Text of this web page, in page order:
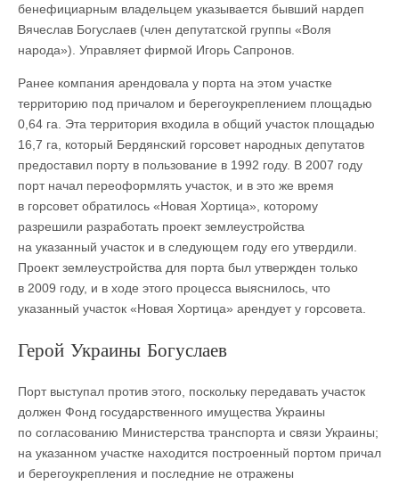
бенефициарным владельцем указывается бывший нардеп
Вячеслав Богуслаев (член депутатской группы «Воля
народа»). Управляет фирмой Игорь Сапронов.
Ранее компания арендовала у порта на этом участке
территорию под причалом и берегоукреплением площадью
0,64 га. Эта территория входила в общий участок площадью
16,7 га, который Бердянский горсовет народных депутатов
предоставил порту в пользование в 1992 году. В 2007 году
порт начал переоформлять участок, и в это же время
в горсовет обратилось «Новая Хортица», которому
разрешили разработать проект землеустройства
на указанный участок и в следующем году его утвердили.
Проект землеустройства для порта был утвержден только
в 2009 году, и в ходе этого процесса выяснилось, что
указанный участок «Новая Хортица» арендует у горсовета.
Герой Украины Богуслаев
Порт выступал против этого, поскольку передавать участок
должен Фонд государственного имущества Украины
по согласованию Министерства транспорта и связи Украины;
на указанном участке находится построенный портом причал
и берегоукрепления и последние не отражены